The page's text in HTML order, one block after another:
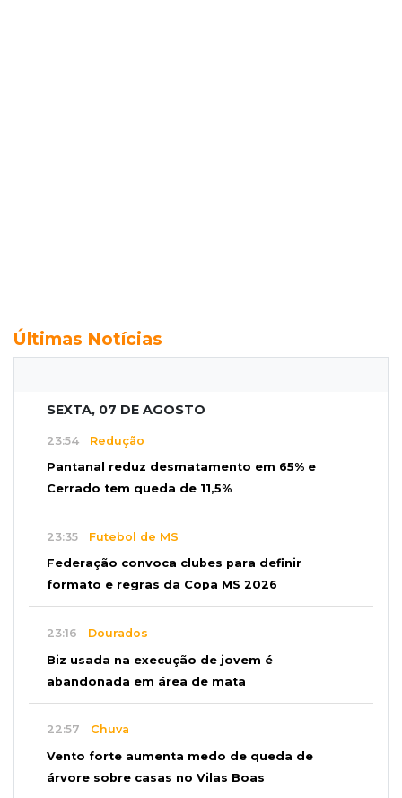
Últimas Notícias
SEXTA, 07 DE AGOSTO
23:54 Redução
Pantanal reduz desmatamento em 65% e
Cerrado tem queda de 11,5%
23:35 Futebol de MS
Federação convoca clubes para definir
formato e regras da Copa MS 2026
23:16 Dourados
Biz usada na execução de jovem é
abandonada em área de mata
22:57 Chuva
Vento forte aumenta medo de queda de
árvore sobre casas no Vilas Boas